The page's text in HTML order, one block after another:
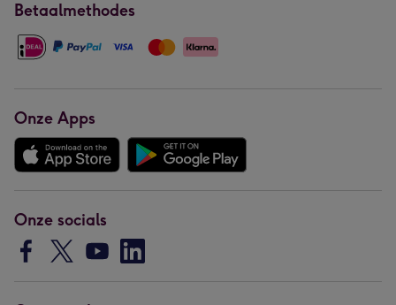
Betaalmethodes
Onze Apps
Onze socials